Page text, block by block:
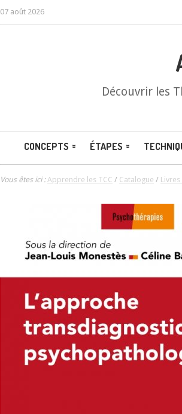
07 août 2026
Découvrir les
CONCEPTS ÉTAPES
Vous êtes ici :Apprendre les TCC / Catalogue /